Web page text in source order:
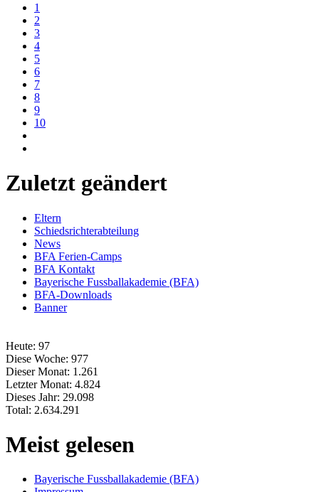
1
2
3
4
5
6
7
8
9
10
Zuletzt geändert
Eltern
Schiedsrichterabteilung
News
BFA Ferien-Camps
BFA Kontakt
Bayerische Fussballakademie (BFA)
BFA-Downloads
Banner
Heute: 97
Diese Woche: 977
Dieser Monat: 1.261
Letzter Monat: 4.824
Dieses Jahr: 29.098
Total: 2.634.291
Meist gelesen
Bayerische Fussballakademie (BFA)